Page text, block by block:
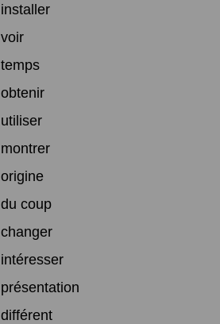
installer
voir
temps
obtenir
utiliser
montrer
origine
du coup
changer
intéresser
présentation
différent